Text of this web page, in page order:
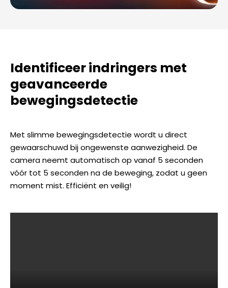
Identificeer indringers met
geavanceerde
bewegingsdetectie
Met slimme bewegingsdetectie wordt u direct
gewaarschuwd bij ongewenste aanwezigheid. De
camera neemt automatisch op vanaf 5 seconden
vóór tot 5 seconden na de beweging, zodat u geen
moment mist. Efficiënt en veilig!